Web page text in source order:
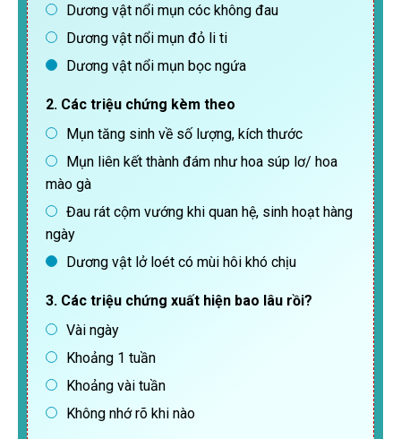
Dương vật nổi mụn cóc không đau
Dương vật nổi mụn đỏ li ti
Dương vật nổi mụn bọc ngứa
2. Các triệu chứng kèm theo
Mụn tăng sinh về số lượng, kích thước
Mụn liên kết thành đám như hoa súp lơ/ hoa
mào gà
Đau rát cộm vướng khi quan hệ, sinh hoạt hàng
ngày
Dương vật lở loét có mùi hôi khó chịu
3. Các triệu chứng xuất hiện bao lâu rồi?
Vài ngày
Khoảng 1 tuần
Khoảng vài tuần
Không nhớ rõ khi nào